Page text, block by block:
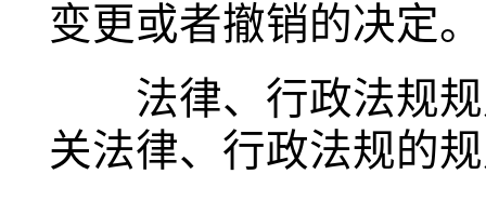
变更或者撤销的决定。
法律、行政法规规
关法律、行政法规的